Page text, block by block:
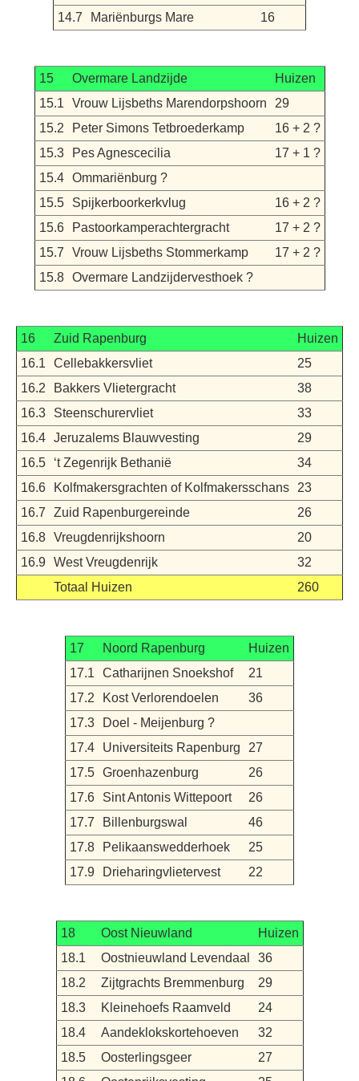
14.7
Mariënburgs Mare 16
15 Overmare Landzijde
Huizen
15.1
Vrouw Lijsbeths Marendorpshoorn
29
15.2
Peter Simons Tetbroederkamp
16 + 2 ?
15.3
Pes Agnescecilia
17 + 1 ?
15.4
Ommariënburg ?
15.5
Spijkerboorkerkvlug
16 + 2 ?
15.6
Pastoorkamperachtergracht
17 + 2 ?
15.7
Vrouw Lijsbeths Stommerkamp
17 + 2 ?
15.8
Overmare Landzijdervesthoek ?
16 Zuid Rapenburg
Huizen
16.1
Cellebakkersvliet
25
16.2
Bakkers Vlietergracht
38
16.3
Steenschurervliet
33
16.4 Jeruzalems Blauwvesting
29
16.5
‘t Zegenrijk Bethanië
34
16.6
Kolfmakersgrachten of Kolfmakersschans
23
16.7
Zuid Rapenburgereinde
26
16.8 Vreugdenrijkshoorn
20
16.9 West Vreugdenrijk
32
Totaal Huizen
260
17 Noord Rapenburg
Huizen
17.1
Catharijnen Snoekshof
21
17.2
Kost Verlorendoelen
36
17.3
Doel - Meijenburg ?
17.4
Universiteits Rapenburg
27
17.5 Groenhazenburg
26
17.6
Sint Antonis Wittepoort
26
17.7
Billenburgswal
46
17.8
Pelikaanswedderhoek
25
17.9
Drieharingvlietervest 22
18 Oost Nieuwland
Huizen
18.1
Oostnieuwland Levendaal
36
18.2
Zijtgrachts Bremmenburg
29
18.3
Kleinehoefs Raamveld
24
18.4
Aandeklokskortehoeven
32
18.5
Oosterlingsgeer
27